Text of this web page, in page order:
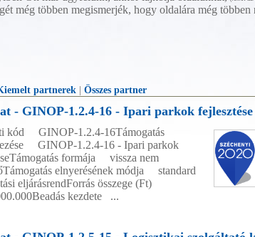
még többen megismerjék, hogy oldalára még többen
partnerek | Összes partner
- GINOP-1.2.4-16 - Ipari parkok fejlesztése
kód GINOP-1.2.4-16Támogatás
GINOP-1.2.4-16 - Ipari parkok
formája vissza nem
elnyerésének módja standard
eljárásrendForrás összege (Ft)
kezdete ...